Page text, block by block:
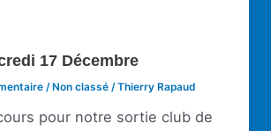
17 Décembre
/ Non classé/Thierry Rapaud
pour notre sortie club de